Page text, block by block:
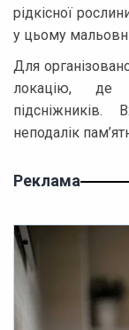
рідкісної
у цьому
Для
локацію, де
неподалік
Реклама